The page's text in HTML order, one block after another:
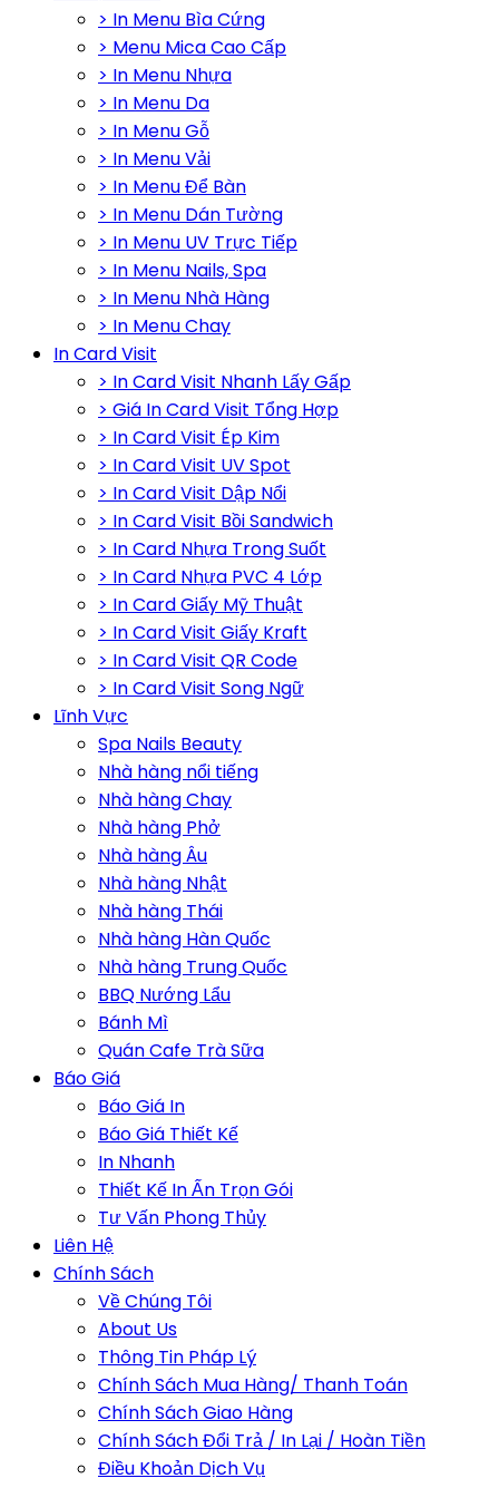
> In Menu Bìa Cứng
> Menu Mica Cao Cấp
> In Menu Nhựa
> In Menu Da
> In Menu Gỗ
> In Menu Vải
> In Menu Để Bàn
> In Menu Dán Tường
> In Menu UV Trực Tiếp
> In Menu Nails, Spa
> In Menu Nhà Hàng
> In Menu Chay
In Card Visit
> In Card Visit Nhanh Lấy Gấp
> Giá In Card Visit Tổng Hợp
> In Card Visit Ép Kim
> In Card Visit UV Spot
> In Card Visit Dập Nổi
> In Card Visit Bồi Sandwich
> In Card Nhựa Trong Suốt
> In Card Nhựa PVC 4 Lớp
> In Card Giấy Mỹ Thuật
> In Card Visit Giấy Kraft
> In Card Visit QR Code
> In Card Visit Song Ngữ
Lĩnh Vực
Spa Nails Beauty
Nhà hàng nổi tiếng
Nhà hàng Chay
Nhà hàng Phở
Nhà hàng Âu
Nhà hàng Nhật
Nhà hàng Thái
Nhà hàng Hàn Quốc
Nhà hàng Trung Quốc
BBQ Nướng Lẩu
Bánh Mì
Quán Cafe Trà Sữa
Báo Giá
Báo Giá In
Báo Giá Thiết Kế
In Nhanh
Thiết Kế In Ấn Trọn Gói
Tư Vấn Phong Thủy
Liên Hệ
Chính Sách
Về Chúng Tôi
About Us
Thông Tin Pháp Lý
Chính Sách Mua Hàng/ Thanh Toán
Chính Sách Giao Hàng
Chính Sách Đổi Trả / In Lại / Hoàn Tiền
Điều Khoản Dịch Vụ